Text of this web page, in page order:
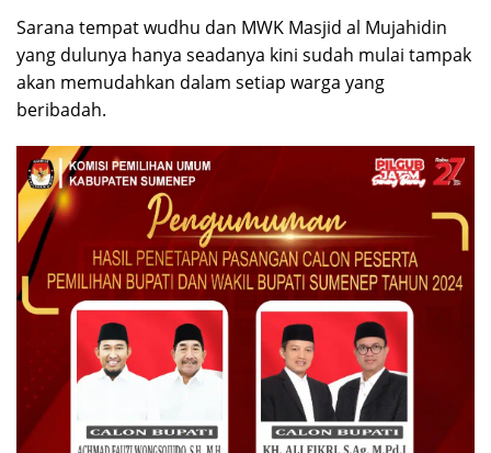
Sarana tempat wudhu dan MWK Masjid al Mujahidin
yang dulunya hanya seadanya kini sudah mulai tampak
akan memudahkan dalam setiap warga yang
beribadah.